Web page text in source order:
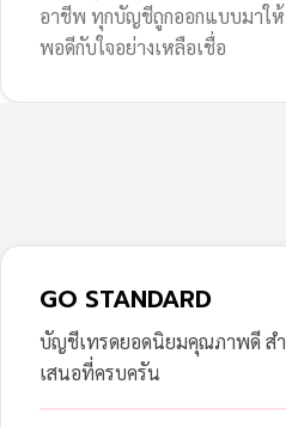
อาชีพ ทุกบัญชีถูกออกแบบมาใ
พอดีกับใจอย่างเหลือเชื่อ
GO STANDARD
บัญชีเทรดยอดนิยมคุณภาพดี ส
เสนอที่ครบครัน